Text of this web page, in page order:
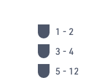
1 - 2
3 - 4
5 - 12